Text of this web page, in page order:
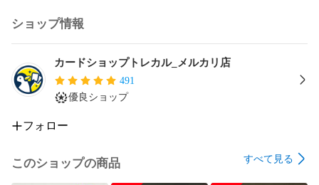
ショップ情報
カードショップトレカル_メルカリ店
491
優良ショップ
フォロー
このショップの商品 すべて見る